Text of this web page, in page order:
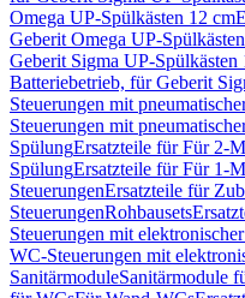
Omega UP-Spülkästen 12 cm
Geberit Omega UP-
Geberit Sigma UP-Spülkästen
Batteriebetrieb, für Geberit
Steuerungen mit
Steuerungen mit
SpülungErsatzteile für Für 2-
SpülungErsatzteile für Für 1-
SteuerungenErsatzteile für
SteuerungenRohbausets
Steuerungen mit
WC-Steuerungen mit
SanitärmoduleSanitärmodule